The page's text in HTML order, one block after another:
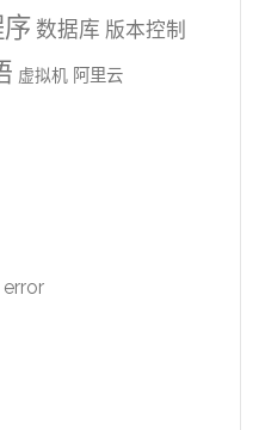
数据库 版本控制
虚拟机 阿里云